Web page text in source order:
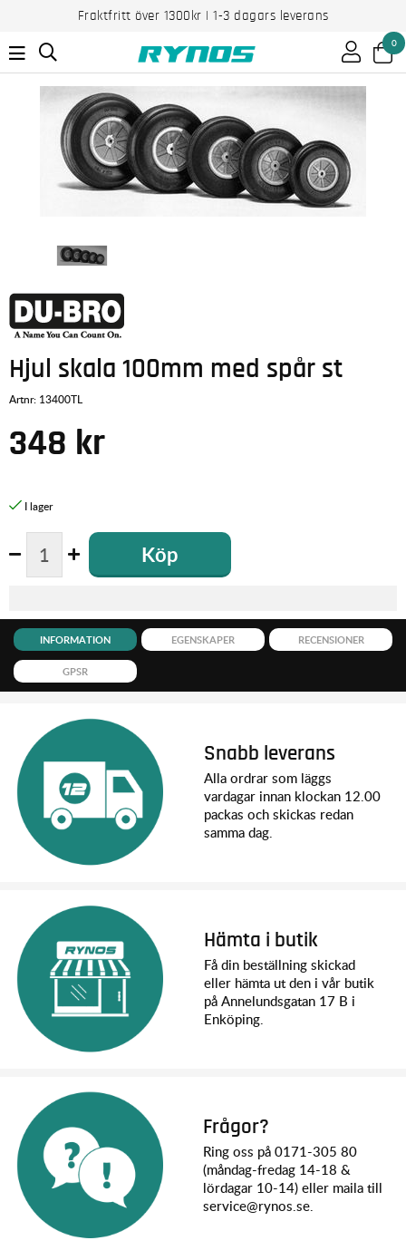
Fraktfritt över 1300kr | 1-3 dagars leverans
0
Hjul skala 100mm med spår st
Artnr: 13400TL
348 kr
Köp
INFORMATION EGENSKAPER RECENSIONER
GPSR
Snabb leverans
Alla ordrar som läggs
vardagar innan klockan 12.00
packas och skickas redan
samma dag.
Hämta i butik
Få din beställning skickad
eller hämta ut den i vår butik
på Annelundsgatan 17 B i
Enköping.
Frågor?
Ring oss på 0171-305 80
(måndag-fredag 14-18 &
lördagar 10-14) eller maila till
service@rynos.se.